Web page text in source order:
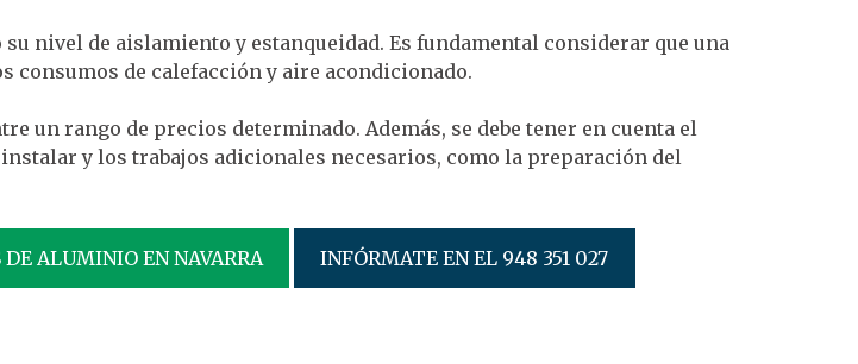
nivel de aislamiento y estanqueidad. Es fundamental considerar que una
consumos de calefacción y aire acondicionado.
un rango de precios determinado. Además, se debe tener en cuenta el
y los trabajos adicionales necesarios, como la preparación del
ALUMINIO EN NAVARRA INFÓRMATE EN EL 948 351 027